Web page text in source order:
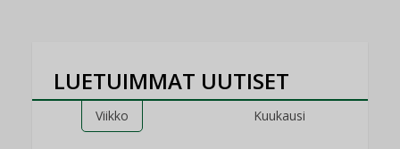
LUETUIMMAT UUTISET
Viikko Kuukausi